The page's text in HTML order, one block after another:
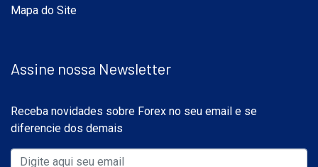
Mapa do Site
Assine nossa Newsletter
Receba novidades sobre Forex no seu email e se
diferencie dos demais